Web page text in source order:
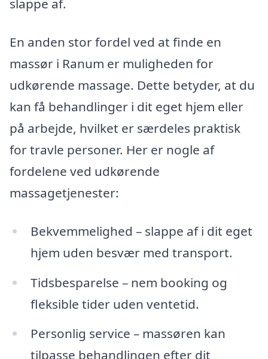
slappe af.
En anden stor fordel ved at finde en
massør i Ranum er muligheden for
udkørende massage. Dette betyder, at du
kan få behandlinger i dit eget hjem eller
på arbejde, hvilket er særdeles praktisk
for travle personer. Her er nogle af
fordelene ved udkørende
massagetjenester:
Bekvemmelighed – slappe af i dit eget
hjem uden besvær med transport.
Tidsbesparelse – nem booking og
fleksible tider uden ventetid.
Personlig service – massøren kan
tilpasse behandlingen efter dit